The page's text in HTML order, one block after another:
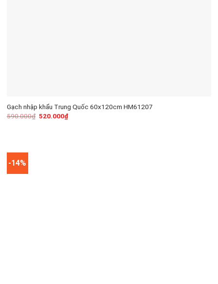
Gạch nhập khẩu Trung Quốc 60x120cm HM61207
590.000₫ 520.000₫
-14%